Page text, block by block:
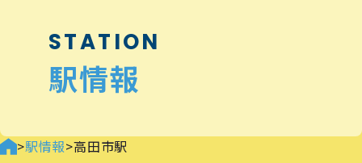
STATION
駅情報
>駅情報>高田市駅